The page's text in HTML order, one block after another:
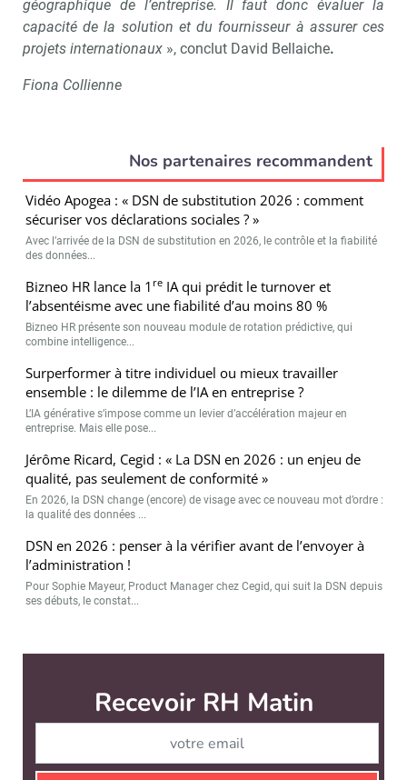
géographique de l’entreprise. Il faut donc évaluer la
capacité de la solution et du fournisseur à assurer ces
projets internationaux », conclut David Bellaiche.
Fiona Collienne
Nos partenaires recommandent
Vidéo Apogea : « DSN de substitution 2026 : comment
sécuriser vos déclarations sociales ? »
Avec l’arrivée de la DSN de substitution en 2026, le contrôle et la fiabilité
des données...
Bizneo HR lance la 1 re IA qui prédit le turnover et
l’absentéisme avec une fiabilité d’au moins 80 %
Bizneo HR présente son nouveau module de rotation prédictive, qui
combine intelligence...
Surperformer à titre individuel ou mieux travailler
ensemble : le dilemme de l’IA en entreprise ?
L’IA générative s’impose comme un levier d’accélération majeur en
entreprise. Mais elle pose...
Jérôme Ricard, Cegid : « La DSN en 2026 : un enjeu de
qualité, pas seulement de conformité »
En 2026, la DSN change (encore) de visage avec ce nouveau mot d’ordre :
la qualité des données ...
DSN en 2026 : penser à la vérifier avant de l’envoyer à
l’administration !
Pour Sophie Mayeur, Product Manager chez Cegid, qui suit la DSN depuis
ses débuts, le constat...
Recevoir RH Matin